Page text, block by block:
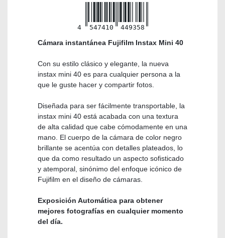
4 547410 449358
Cámara instantánea Fujifilm Instax Mini 40
Con su estilo clásico y elegante, la nueva
instax mini 40 es para cualquier persona a la
que le guste hacer y compartir fotos.
Diseñada para ser fácilmente transportable, la
instax mini 40 está acabada con una textura
de alta calidad que cabe cómodamente en una
mano. El cuerpo de la cámara de color negro
brillante se acentúa con detalles plateados, lo
que da como resultado un aspecto sofisticado
y atemporal, sinónimo del enfoque icónico de
Fujifilm en el diseño de cámaras.
Exposición Automática para obtener
mejores fotografías en cualquier momento
del día.